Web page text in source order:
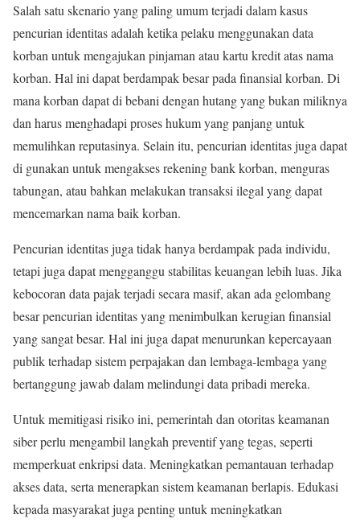
Salah satu skenario yang paling umum terjadi dalam kasus
pencurian identitas adalah ketika pelaku menggunakan data
korban untuk mengajukan pinjaman atau kartu kredit atas nama
korban. Hal ini dapat berdampak besar pada finansial korban. Di
mana korban dapat di bebani dengan hutang yang bukan miliknya
dan harus menghadapi proses hukum yang panjang untuk
memulihkan reputasinya. Selain itu, pencurian identitas juga dapat
di gunakan untuk mengakses rekening bank korban, menguras
tabungan, atau bahkan melakukan transaksi ilegal yang dapat
mencemarkan nama baik korban.
Pencurian identitas juga tidak hanya berdampak pada individu,
tetapi juga dapat mengganggu stabilitas keuangan lebih luas. Jika
kebocoran data pajak terjadi secara masif, akan ada gelombang
besar pencurian identitas yang menimbulkan kerugian finansial
yang sangat besar. Hal ini juga dapat menurunkan kepercayaan
publik terhadap sistem perpajakan dan lembaga-lembaga yang
bertanggung jawab dalam melindungi data pribadi mereka.
Untuk memitigasi risiko ini, pemerintah dan otoritas keamanan
siber perlu mengambil langkah preventif yang tegas, seperti
memperkuat enkripsi data. Meningkatkan pemantauan terhadap
akses data, serta menerapkan sistem keamanan berlapis. Edukasi
kepada masyarakat juga penting untuk meningkatkan